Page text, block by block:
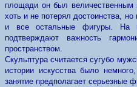
площади он был величественным
хоть и не потерял достоинства,
и все остальные фигуры. На
подтверждают важность
пространством.
Скульптура считается сугубо
истории искусства было
занятие предполагает серьезные